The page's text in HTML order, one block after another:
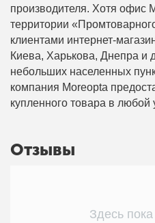
производителя. Хотя офис
территории
клиентами интернет-
Киева, Харькова, Днепра и
небольших населенных
компания Moreopta
купленного товара в любой
Отзывы
Здесь